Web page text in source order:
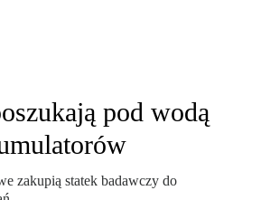
pod wodą
zakupią statek badawczy do